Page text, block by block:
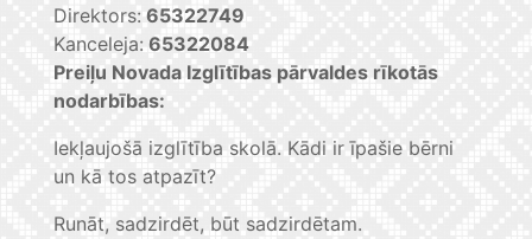
Direktors: 65322749
Kanceleja: 65322084
Preiļu Novada Izglītības pārvaldes rīkotās
nodarbības:
Iekļaujošā izglītība skolā. Kādi ir īpašie bērni
un kā tos atpazīt?
Runāt, sadzirdēt, būt sadzirdētam.